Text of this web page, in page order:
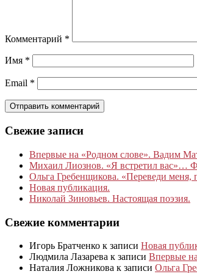
Комментарий *
Имя *
Email *
Свежие записи
Впервые на «Родном слове». Вадим
Михаил Лиознов. «Я встретил вас»…
Ольга Гребенщикова. «Переведи меня,
Новая публикация.
Николай Зиновьев. Настоящая поэзия.
Свежие комментарии
Игорь Братченко к записи Новая
Людмила Лазарева к записи Впервые
Наталия Ложникова к записи Ольга